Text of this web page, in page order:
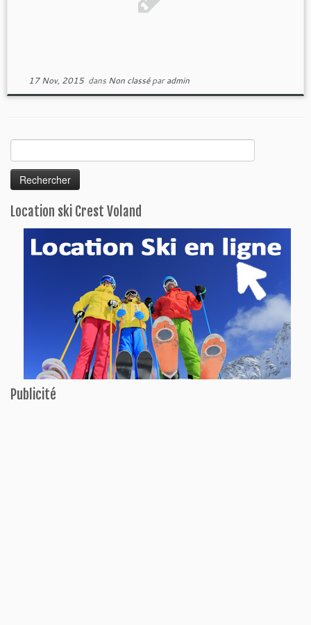
17 Nov, 2015dans Non classéparadmin
Location ski Crest Voland
Publicité